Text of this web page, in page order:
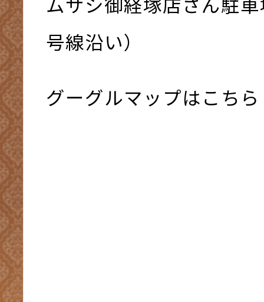
号線沿い）
グーグルマップはこちら